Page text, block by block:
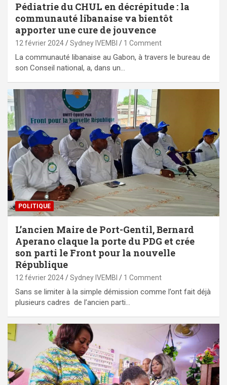
Pédiatrie du CHUL en décrépitude : la
communauté libanaise va bientôt
apporter une cure de jouvence
12 février 2024 Sydney IVEMBI 1 Comment
La communauté libanaise au Gabon, à travers le bureau de
son Conseil national, a, dans un…
POLITIQUE
L’ancien Maire de Port-Gentil, Bernard
Aperano claque la porte du PDG et crée
son parti le Front pour la nouvelle
République
12 février 2024 Sydney IVEMBI 1 Comment
Sans se limiter à la simple démission comme l’ont fait déjà
plusieurs cadres de l’ancien parti…